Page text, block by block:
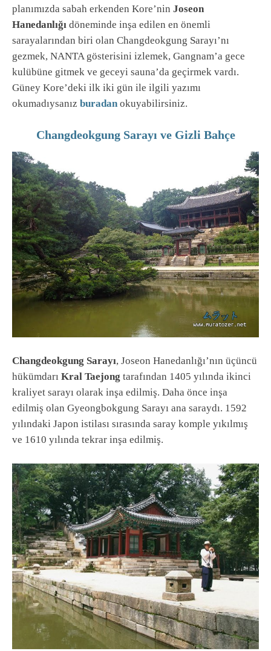
planımızda sabah erkenden Kore’nin Joseon
Hanedanlığı döneminde inşa edilen en önemli
sarayalarından biri olan Changdeokgung Sarayı’nı
gezmek, NANTA gösterisini izlemek, Gangnam’a gece
kulübüne gitmek ve geceyi sauna’da geçirmek vardı.
Güney Kore’deki ilk iki gün ile ilgili yazımı
okumadıysanız buradan okuyabilirsiniz.
Changdeokgung Sarayı ve Gizli Bahçe
Changdeokgung Sarayı, Joseon Hanedanlığı’nın üçüncü
hükümdarı Kral Taejong tarafından 1405 yılında ikinci
kraliyet sarayı olarak inşa edilmiş. Daha önce inşa
edilmiş olan Gyeongbokgung Sarayı ana saraydı. 1592
yılındaki Japon istilası sırasında saray komple yıkılmış
ve 1610 yılında tekrar inşa edilmiş.